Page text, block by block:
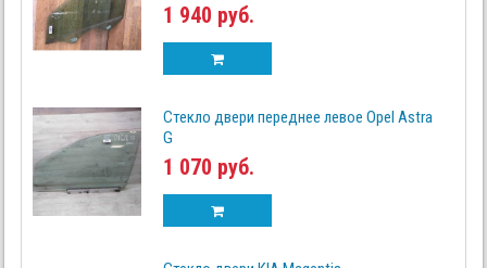
1 940 руб.
Стекло двери переднее левое Opel Astra
G
1 070 руб.